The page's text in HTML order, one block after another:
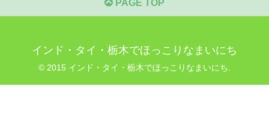
PAGE TOP
インド・タイ・栃木でほっこりなまいにち
© 2015 インド・タイ・栃木でほっこりなまいにち.